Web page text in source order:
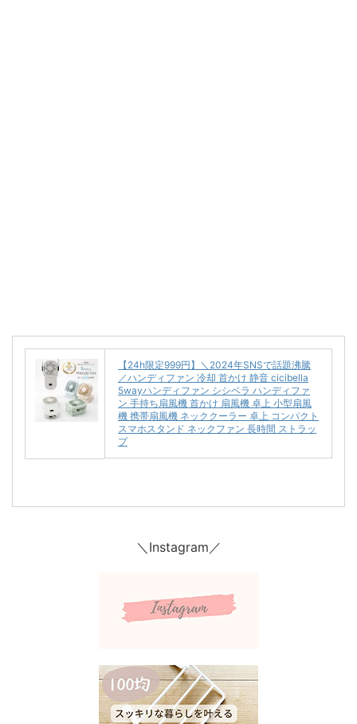
【24h限定999円】＼2024年SNSで話題沸騰
／ハンディファン 冷却 首かけ 静音 cicibella
5wayハンディファン シシベラ ハンディファ
ン 手持ち扇風機 首かけ 扇風機 卓上 小型扇風
機 携帯扇風機 ネッククーラー 卓上 コンパクト
スマホスタンド ネックファン 長時間 ストラッ
プ
＼Instagram／